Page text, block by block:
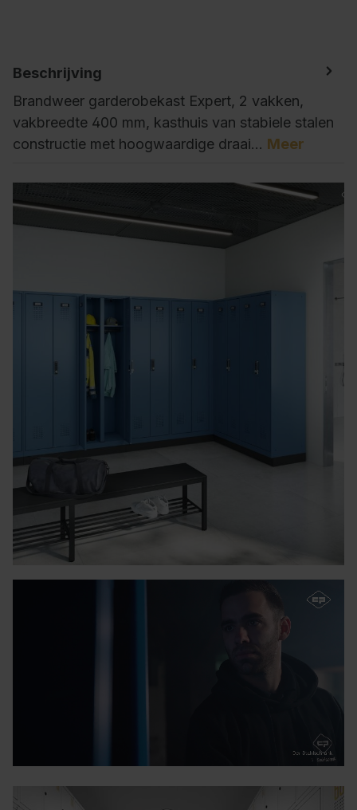
Beschrijving
Brandweer garderobekast Expert, 2 vakken,
vakbreedte 400 mm, kasthuis van stabiele stalen
constructie met hoogwaardige draai… Meer